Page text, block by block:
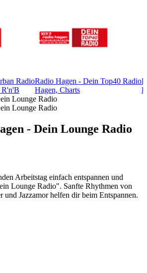
Radio
R'n'B
Radio Hagen - Dein Top40 Radio
Hagen, Charts
Lounge Radio
Lounge Radio
- Dein Lounge Radio
Arbeitstag einfach entspannen und
Lounge Radio". Sanfte Rhythmen von
und Jazzamor helfen dir beim Entspannen.